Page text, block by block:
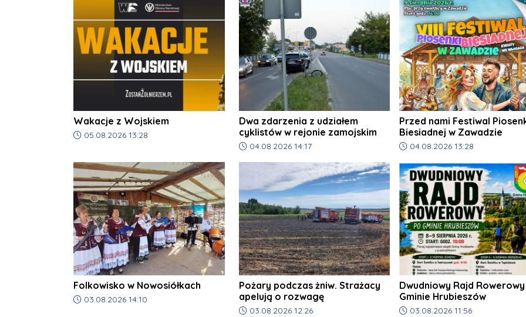
Wakacje z Wojskiem
Data dodania artykułu:
05.08.2026 13:28
Dwa zdarzenia z udziałem
cyklistów w rejonie zamojskim
Data dodania artykułu:
04.08.2026 14:17
Przed nami Festiwal
Biesiadnej w Zawadzie
Data dodania artykułu:
04.08.2026 13:28
Folkowisko w Nowosiółkach
Data dodania artykułu:
03.08.2026 14:10
Pożary podczas żniw. Strażacy
apelują o rozwagę
Data dodania artykułu:
03.08.2026 12:26
Dwudniowy Rajd
Gminie Hrubieszów
Data dodania artykułu:
03.08.2026 11:56